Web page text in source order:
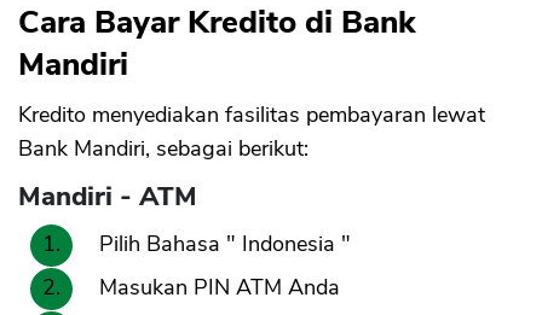
Cara Bayar Kredito di Bank
Mandiri
Kredito menyediakan fasilitas pembayaran lewat
Bank Mandiri, sebagai berikut:
Mandiri - ATM
Pilih Bahasa " Indonesia "
Masukan PIN ATM Anda